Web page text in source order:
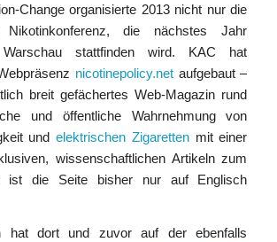
Change organisierte 2013 nicht nur die
die nächstes Jahr
stattfinden wird. KAC hat
nicotinepolicy.netaufgebaut –
breit gefächertes Web-Magazin rund
und öffentliche Wahrnehmung von
undelektrischen Zigarettenmit einer
wissenschaftlichen Artikeln zum
ist die Seite bisher nur auf Englisch
hat dort und zuvor auf der ebenfalls